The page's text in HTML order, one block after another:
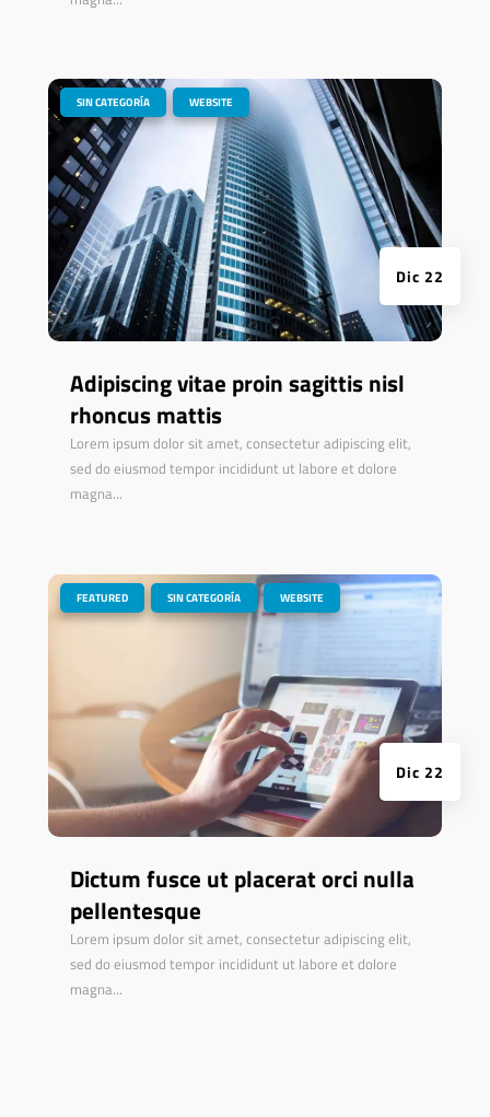
Adipiscing vitae proin sagittis nisl
rhoncus mattis
Dic 22
SIN CATEGORÍA WEBSITE
Lorem ipsum dolor sit amet, consectetur adipiscing elit,
sed do eiusmod tempor incididunt ut labore et dolore
magna...
Dictum fusce ut placerat orci nulla
pellentesque
Dic 22
FEATURED SIN CATEGORÍA WEBSITE
Lorem ipsum dolor sit amet, consectetur adipiscing elit,
sed do eiusmod tempor incididunt ut labore et dolore
magna...